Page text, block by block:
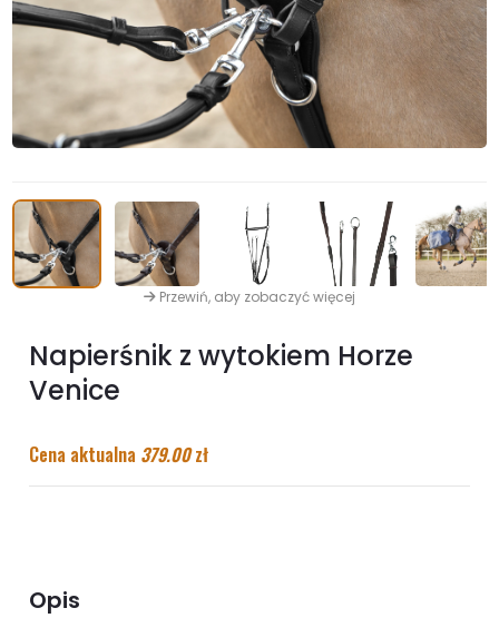
Przewiń, aby zobaczyć więcej
Napierśnik z wytokiem Horze
Venice
Cena aktualna 379.00zł
Opis